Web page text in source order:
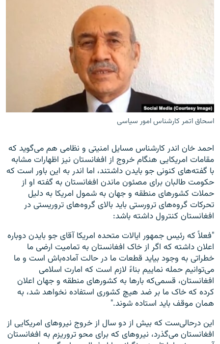
اسحاق اتمر کارشناس امور سیاسی
احمد خان اندر کارشناس مسایل امنیتی و نظامی هم می‌گوید که
مقامات امریکایی هنگام خروج از افغانستان نیز اظهارات مشابه
با گفته‌های کنونی جو بایدن داشتند، اما اندر به این باور است که
حکومت طالبان برای مصئون ماندن افغانستان به گفته او از
حملات کشورهای منطقه و جهان به شمول امریکا به دلیل
تحرکات گروه‌های ترورستی باید بالای گروه‌های تروریستی در
افغانستان کنترول داشته باشد:
"فعلاً که رئیس جمهور ایالات متحده امریکا آقای جو بایدن دوباره
اعلان داشته که اگر از خاک افغانستان به تمامیت ارضی ما
خطراتی به وجود بیاید قطعات ما در حالت آماده‌باش است و ما
می‌توانیم حمله نماییم بناءً لازم است که امارت اسلامی
افغانستان، قسمی‌که بارها به کشورهای منطقه و جهان اعلان
کرده که خاک ما بر ضد هیچ کشوری استفاده نخواهد شد، به
همان موقف باید استاده شوند."
این درحالی‌ست که بیش از دو سال از خروج نیروهای امریکایی از
افغانستان می‌گذرد، نیروهای که برای محو تروریزم به افغانستان